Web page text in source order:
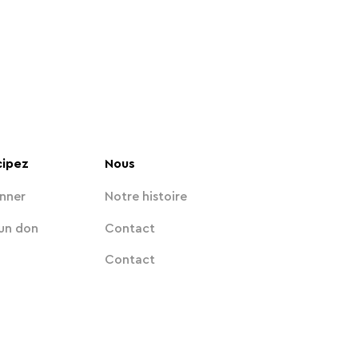
don
Nous
Notre histoire
Contact
Contact